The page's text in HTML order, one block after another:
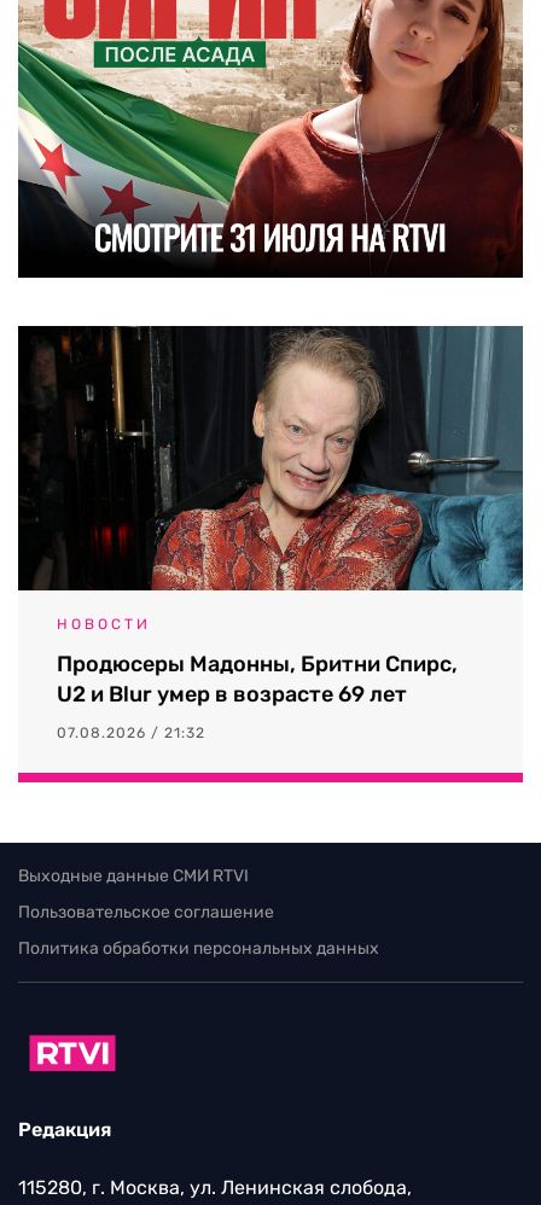
НОВОСТИ
Продюсеры Мадонны, Бритни Спирс,
U2 и Blur умер в возрасте 69 лет
07.08.2026 / 21:32
Выходные данные СМИ RTVI
Пользовательское соглашение
Политика обработки персональных данных
Редакция
115280, г. Москва, ул. Ленинская слобода,